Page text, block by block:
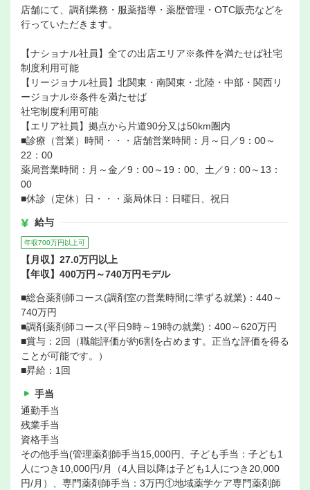
店舗にて、調剤業務・服薬指導・薬歴管理・OTC販売などを
行っていただきます。
【ナショナル社員】全ての出店エリア※条件を満たせば社宅
制度利用可能
【リージョナル社員】北関東・南関東・北陸・中部・関西リ
ージョナル※条件を満たせば
社宅制度利用可能
【エリア社員】拠点から片道90分又は50km圏内
■診療（営業）時間・・・店舗営業時間：月～日／9：00～
22：00
薬局営業時間：月～金／9：00～19：00、土／9：00～13：
00
■休診（定休）日・・・薬局休日：日曜日、祝日
給与
年収700万円以上可
【月収】27.0万円以上
【年収】400万円～740万円モデル
■総合薬剤師コース(調剤室の営業時間に準ずる就業)：440～
740万円
■調剤薬剤師コース(平日9時～19時の就業)：400～620万円
■賞与：2回（職能評価が約6割を占めます。正当な評価を得る
ことが可能です。）
■昇給：1回
手当
通勤手当
残業手当
資格手当
その他手当(管理薬剤師手当15,000円、子ども手当：子ども1
人につき10,000円/月（4人目以降は子ども1人につき20,000
円/月）、専門薬剤師手当：3万円①地域薬学ケア専門薬剤師